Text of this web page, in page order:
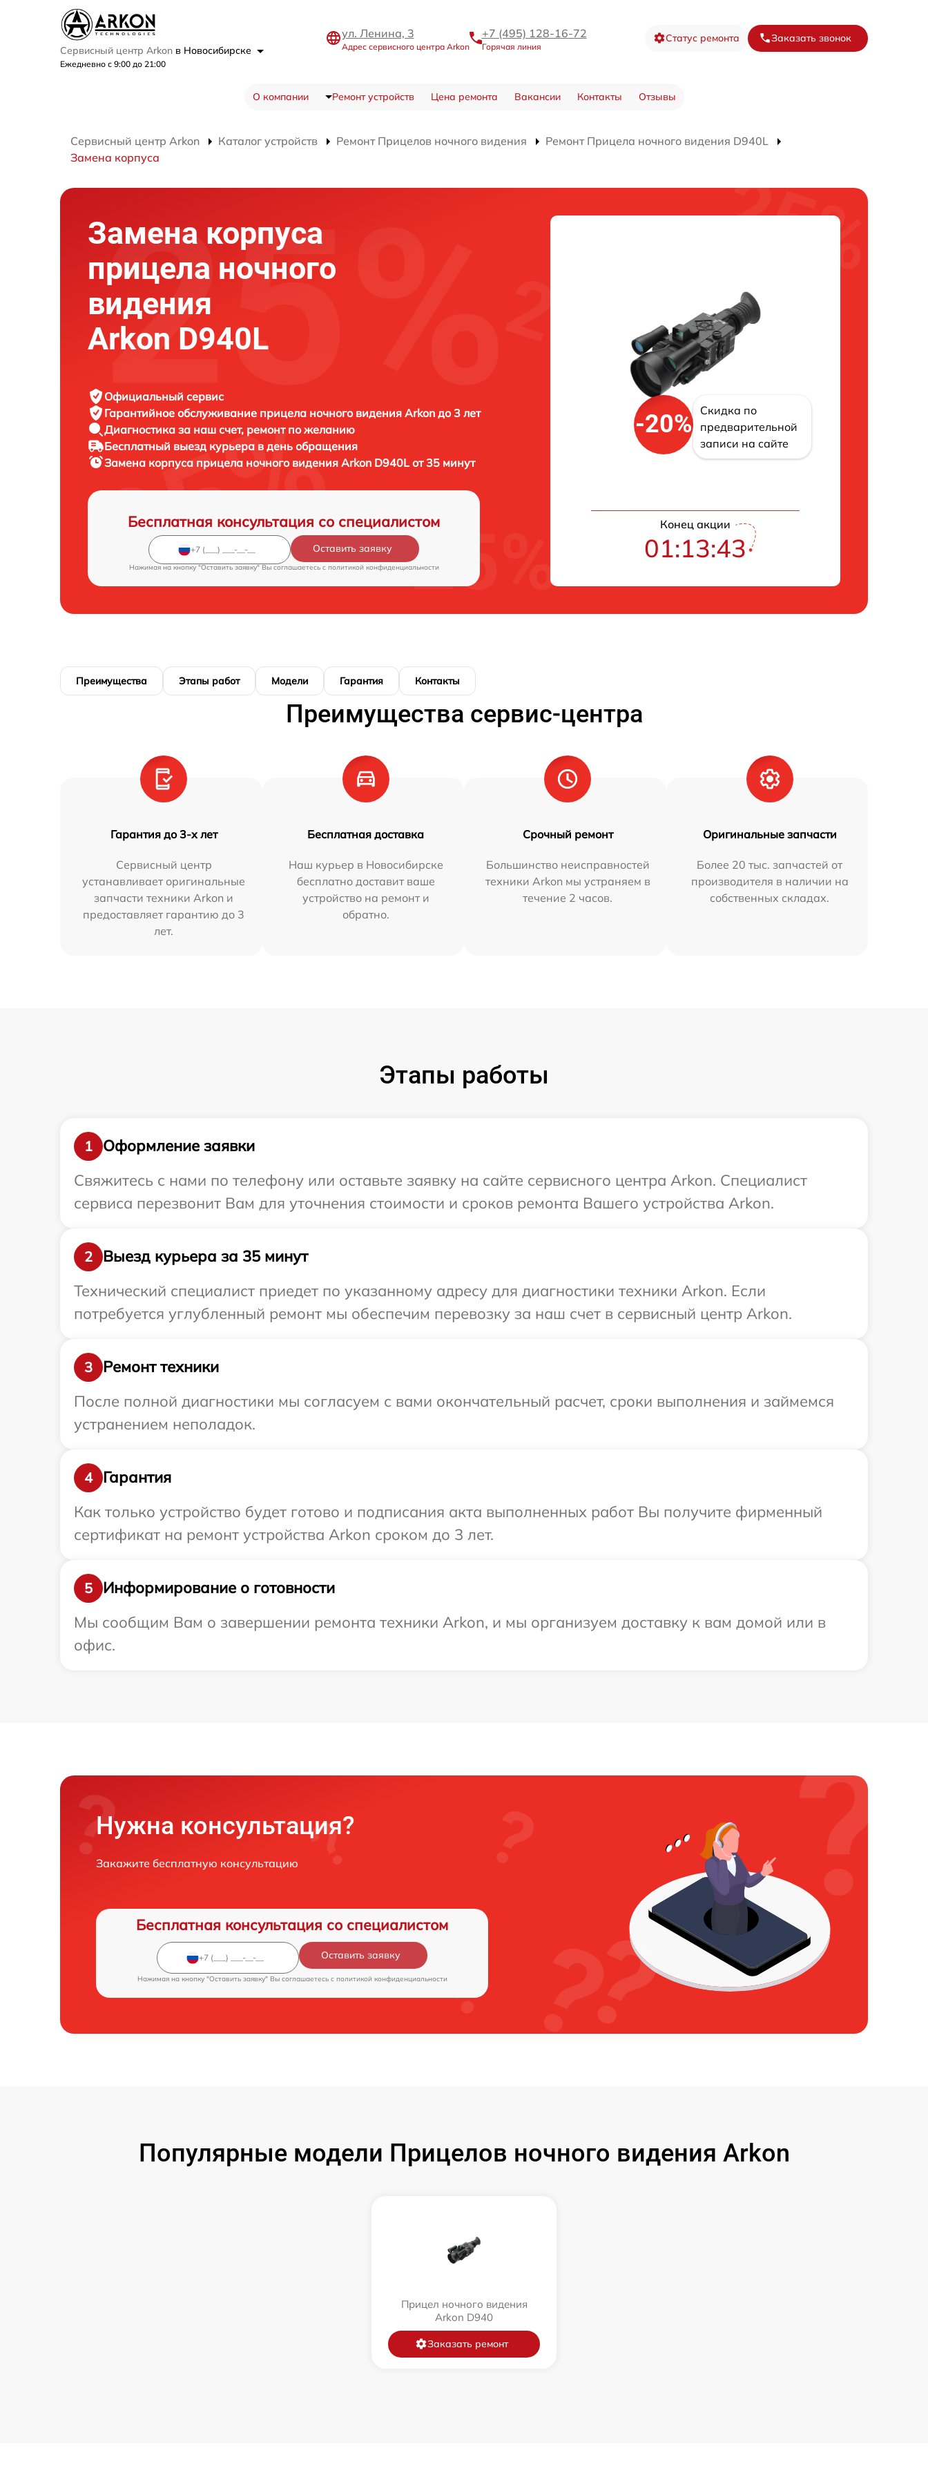
Сервисный центр Arkon в Новосибирске
Ежедневно с 9:00 до 21:00
ул. Ленина, 3
Адрес сервисного центра Arkon
+7 (495) 128-16-72
Горячая линия
Статус ремонта Заказать звонок
О компании Ремонт устройств Цена ремонта Вакансии Контакты Отзывы
Сервисный центр Arkon Каталог устройств Ремонт Прицелов ночного видения
Ремонт Прицела ночного видения D940L
Замена корпуса
Замена корпуса
прицела ночного
видения
Arkon D940L
Официальный сервис
Гарантийное обслуживание прицела ночного видения Arkon до 3 лет
Диагностика за наш счет, ремонт по желанию
Бесплатный выезд курьера в день обращения
Замена корпуса прицела ночного видения Arkon D940L от 35 минут
Бесплатная консультация со специалистом
Оставить заявку
Нажимая на кнопку "Оставить заявку" Вы соглашаетесь c политикой конфиденциальности
-20%
Скидка по
предварительной
записи на сайте
Конец акции
01:13:42
Преимущества Этапы работ Модели Гарантия Контакты
Преимущества сервис-центра
Гарантия до 3-х лет
Сервисный центр
устанавливает оригинальные
запчасти техники Arkon и
предоставляет гарантию до 3
лет.
Бесплатная доставка
Наш курьер в Новосибирске
бесплатно доставит ваше
устройство на ремонт и
обратно.
Срочный ремонт
Большинство неисправностей
техники Arkon мы устраняем в
течение 2 часов.
Оригинальные запчасти
Более 20 тыс. запчастей от
производителя в наличии на
собственных складах.
Этапы работы
1
Оформление заявки
Свяжитесь с нами по телефону или оставьте заявку на сайте сервисного центра Arkon. Специалист
сервиса перезвонит Вам для уточнения стоимости и сроков ремонта Вашего устройства Arkon.
2
Выезд курьера за 35 минут
Технический специалист приедет по указанному адресу для диагностики техники Arkon. Если
потребуется углубленный ремонт мы обеспечим перевозку за наш счет в сервисный центр Arkon.
3
Ремонт техники
После полной диагностики мы согласуем с вами окончательный расчет, сроки выполнения и займемся
устранением неполадок.
4
Гарантия
Как только устройство будет готово и подписания акта выполненных работ Вы получите фирменный
сертификат на ремонт устройства Arkon сроком до 3 лет.
5
Информирование о готовности
Мы сообщим Вам о завершении ремонта техники Arkon, и мы организуем доставку к вам домой или в
офис.
Нужна консультация?
Закажите бесплатную консультацию
Бесплатная консультация со специалистом
Оставить заявку
Нажимая на кнопку "Оставить заявку" Вы соглашаетесь c политикой конфиденциальности
Популярные модели Прицелов ночного видения Arkon
Прицел ночного видения
Arkon D940
Заказать ремонт